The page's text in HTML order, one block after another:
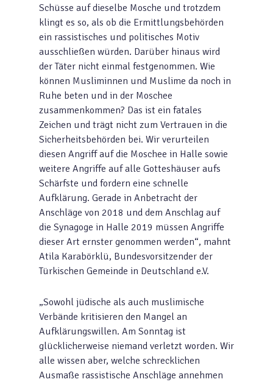
Schüsse auf dieselbe Mosche und trotzdem
klingt es so, als ob die Ermittlungsbehörden
ein rassistisches und politisches Motiv
ausschließen würden. Darüber hinaus wird
der Täter nicht einmal festgenommen. Wie
können Musliminnen und Muslime da noch in
Ruhe beten und in der Moschee
zusammenkommen? Das ist ein fatales
Zeichen und trägt nicht zum Vertrauen in die
Sicherheitsbehörden bei. Wir verurteilen
diesen Angriff auf die Moschee in Halle sowie
weitere Angriffe auf alle Gotteshäuser aufs
Schärfste und fordern eine schnelle
Aufklärung. Gerade in Anbetracht der
Anschläge von 2018 und dem Anschlag auf
die Synagoge in Halle 2019 müssen Angriffe
dieser Art ernster genommen werden“, mahnt
Atila Karabörklü, Bundesvorsitzender der
Türkischen Gemeinde in Deutschland e.V.
„Sowohl jüdische als auch muslimische
Verbände kritisieren den Mangel an
Aufklärungswillen. Am Sonntag ist
glücklicherweise niemand verletzt worden. Wir
alle wissen aber, welche schrecklichen
Ausmaße rassistische Anschläge annehmen